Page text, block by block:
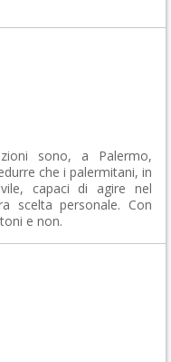
sono, a Palermo,
che i palermitani, in
capaci di agire nel
scelta personale. Con
e non.